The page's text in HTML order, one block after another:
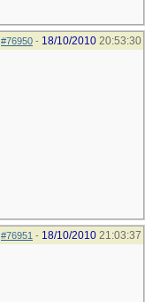
#76950 - 18/10/2010 20:53:30
#76951 - 18/10/2010 21:03:37